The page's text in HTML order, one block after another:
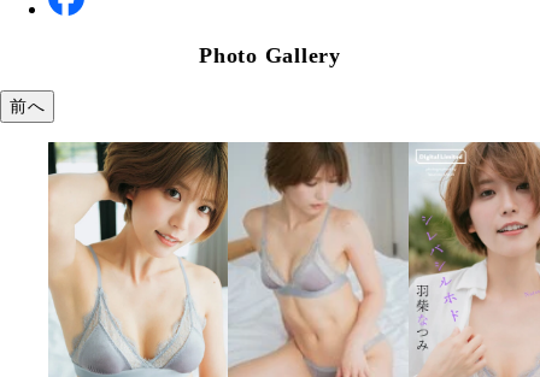
Photo Gallery
前へ